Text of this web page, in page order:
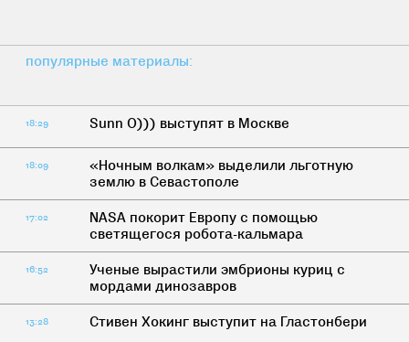
популярные материалы:
18:29 Sunn O))) выступят в Москве
18:09
«Ночным волкам» выделили льготную
землю в Севастополе
17:02
NASA покорит Европу с помощью
светящегося робота-кальмара
16:52
Ученые вырастили эмбрионы куриц с
мордами динозавров
13:28 Стивен Хокинг выступит на Гластонбери